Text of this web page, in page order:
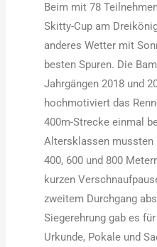
Beim mit 78
Skitty-Cup am
anderes Wetter mit
besten Spuren. Die
Jahrgängen 2018 und
hochmotiviert das
400m-Strecke einmal
Altersklassen mussten
400, 600 und 800
kurzen
zweitem Durchgang
Siegerehrung gab es
Urkunde, Pokale und